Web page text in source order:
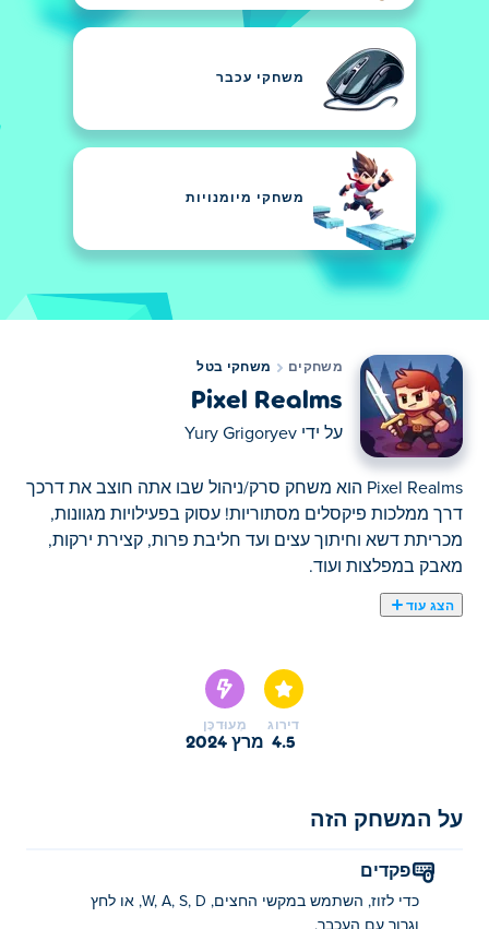
משחקי עכבר
משחקי מיומנויות
משחקים משחקי בטל
Pixel Realms
על ידי Yury Grigoryev
Pixel Realms הוא משחק סרק/ניהול שבו אתה חוצב את דרכך
דרך ממלכות פיקסלים מסתוריות! עסוק בפעילויות מגוונות,
מכריתת דשא וחיתוך עצים ועד חליבת פרות, קצירת ירקות,
מאבק במפלצות ועוד.
הצג עוד
מכריתת דשא וחיתוך עצים ועד חליבת פרות, קצירת ירקות,
מאבק במפלצות ועוד. כשאתה אוסף כל מיני משאבים, אתה
זוכה לפתוח אזורים חדשים ולחשוף עוד ממלכות! הגדל את
איך לשחק ב-Pixel Realms?
דירוג
4.5
מְעוּדכָּן
מרץ 2024
על המשחק הזה
פקדים
כדי לזוז, השתמש במקשי החצים, W, A, S, D, או לחץ
וגרור עם העכבר.